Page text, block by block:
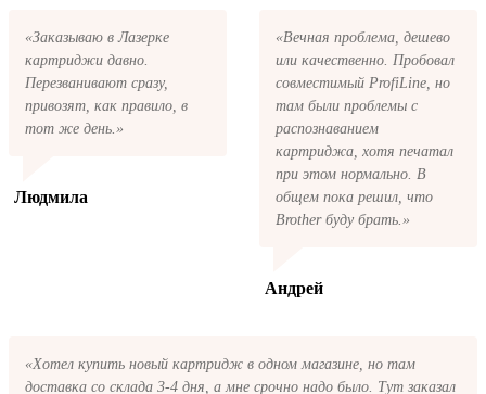
чтобы оформить доставку. Если вы не
получили письмо с копией заказа,
пожалуйста, свяжитесь с нами через сервис
обратная связь, или позвоните.
«Заказываю в Лазерке
картриджи давно.
Перезванивают сразу,
привозят, как правило, в
тот же день.»
Людмила
«Вечная проблема, дешево
или качественно. Пробовал
совместимый ProfiLine, но
там были проблемы с
распознаванием
картриджа, хотя печатал
при этом нормально. В
общем пока решил, что
Brother буду брать.»
Андрей
«Хотел купить новый картридж в одном магазине, но там
доставка со склада 3-4 дня, а мне срочно надо было. Тут заказал